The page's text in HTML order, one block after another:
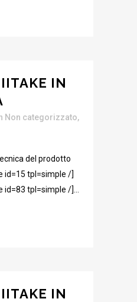
IN
Non categorizzato,
del prodotto
id=15 tpl=simple /]
tpl=simple /]...
IN